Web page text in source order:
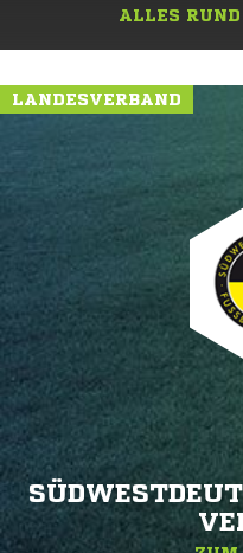
ALLES
LANDESVERBAND